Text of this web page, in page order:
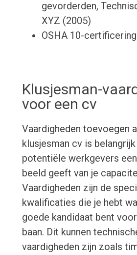
gevorderden,
XYZ (2005)
OSHA 10-
Klusjesman-
voor een cv
Vaardigheden toevoegen
klusjesman cv is
potentiële werkgevers
beeld geeft van je
Vaardigheden zijn de
kwalificaties die je hebt
goede kandidaat bent
baan. Dit kunnen
vaardigheden zijn zoals